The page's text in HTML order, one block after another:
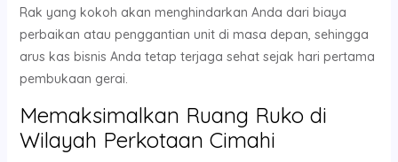
Rak yang kokoh akan menghindarkan Anda dari biaya
perbaikan atau penggantian unit di masa depan, sehingga
arus kas bisnis Anda tetap terjaga sehat sejak hari pertama
pembukaan gerai.
Memaksimalkan Ruang Ruko di
Wilayah Perkotaan Cimahi